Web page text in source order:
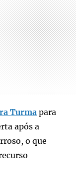
Turma para
após a
o que